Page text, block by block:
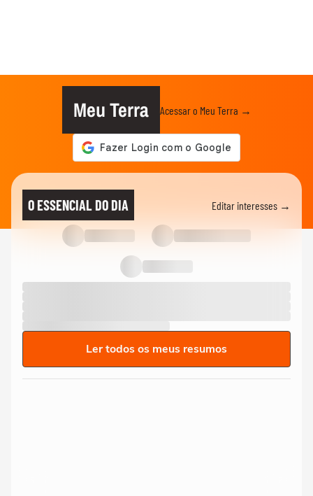
Meu Terra Acessar o Meu Terra →
O ESSENCIAL DO DIA Editar interesses →
Ler todos os meus resumos